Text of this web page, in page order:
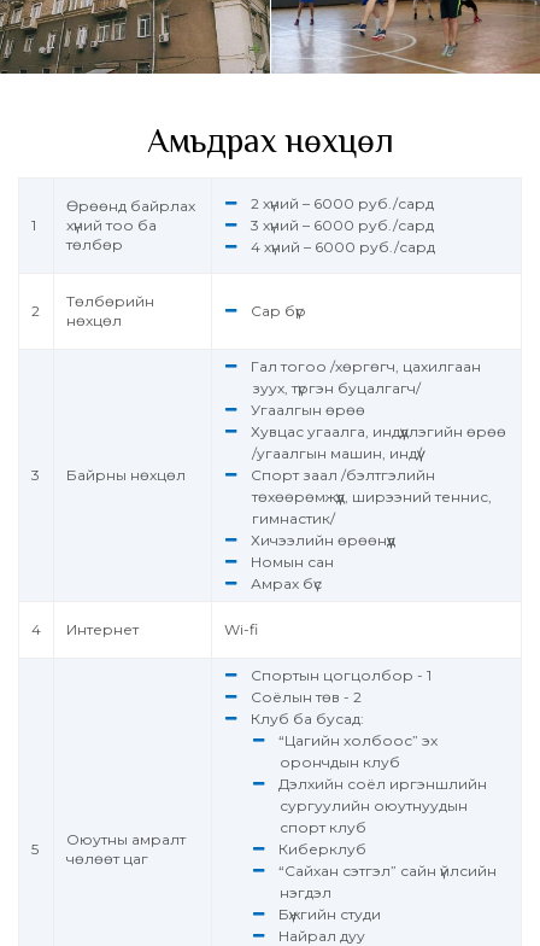
Амьдрах нөхцөл
1
Өрөөнд байрлах
хүний тоо ба
төлбөр
2 хүний – 6000 руб./сард
3 хүний – 6000 руб./сард
4 хүний – 6000 руб./сард
2
Төлбөрийн
нөхцөл
Сар бүр
3 Байрны нөхцөл
Гал тогоо /хөргөгч, цахилгаан
зуух, түргэн буцалгагч/
Угаалгын өрөө
Хувцас угаалга, индүүдлэгийн өрөө
/угаалгын машин, индүү/
Спорт заал /бэлтгэлийн
төхөөрөмжүүд, ширээний теннис,
гимнастик/
Хичээлийн өрөөнүүд
Номын сан
Амрах бүс
4 Интернет Wi-fi
5
Оюутны амралт
чөлөөт цаг
Спортын цогцолбор - 1
Соёлын төв - 2
Клуб ба бусад:
“Цагийн холбоос” эх
орончдын клуб
Дэлхийн соёл иргэншлийн
сургуулийн оюутнуудын
спорт клуб
Киберклуб
“Сайхан сэтгэл” сайн үйлсийн
нэгдэл
Бүжгийн студи
Найрал дуу